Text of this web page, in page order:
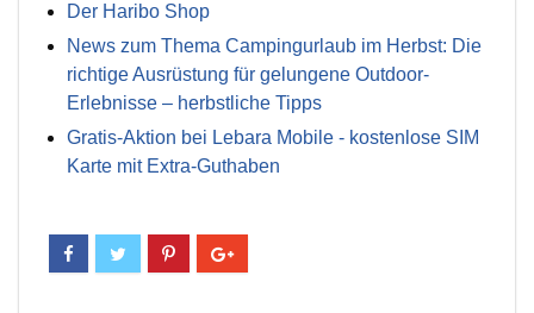
Der Haribo Shop
News zum Thema Campingurlaub im Herbst: Die
richtige Ausrüstung für gelungene Outdoor-
Erlebnisse – herbstliche Tipps
Gratis-Aktion bei Lebara Mobile - kostenlose SIM
Karte mit Extra-Guthaben